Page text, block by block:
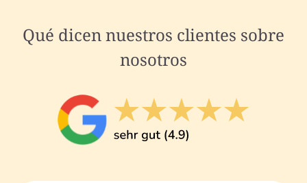
Qué dicen nuestros clientes sobre
nosotros